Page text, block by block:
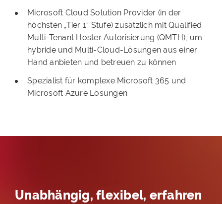
Microsoft Cloud Solution Provider (in der
höchsten „Tier 1“ Stufe) zusätzlich mit Qualified
Multi-Tenant Hoster Autorisierung (QMTH), um
hybride und Multi-Cloud-Lösungen aus einer
Hand anbieten und betreuen zu können
Spezialist für komplexe Microsoft 365 und
Microsoft Azure Lösungen
Unabhängig, flexibel, erfahren